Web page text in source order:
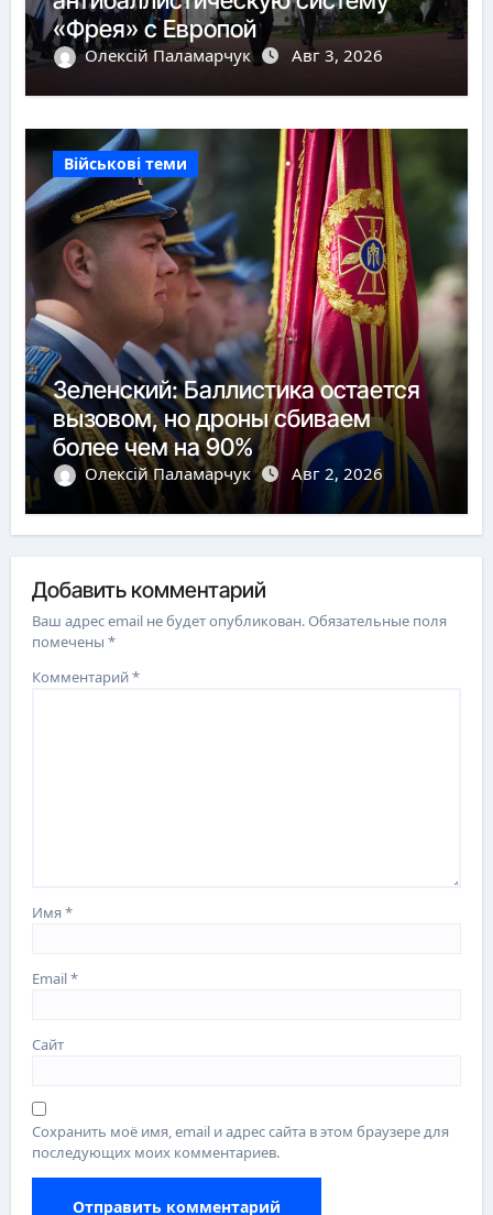
«Фрея» с Европой
Олексій Паламарчук Авг 3, 2026
Військові теми
Зеленский: Баллистика остается
вызовом, но дроны сбиваем
более чем на 90%
Олексій Паламарчук Авг 2, 2026
Добавить комментарий
Ваш адрес email не будет опубликован.Обязательные поля
помечены*
Комментарий*
Имя*
Email*
Сайт
Сохранить моё имя, email и адрес сайта в этом браузере для
последующих моих комментариев.